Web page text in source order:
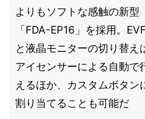
よりもソフトな感触の新型
「FDA-EP16」を採用。EVF
と液晶モニターの切り替え
アイセンサーによる自動で
えるほか、カスタムボタン
割り当てることも可能だ